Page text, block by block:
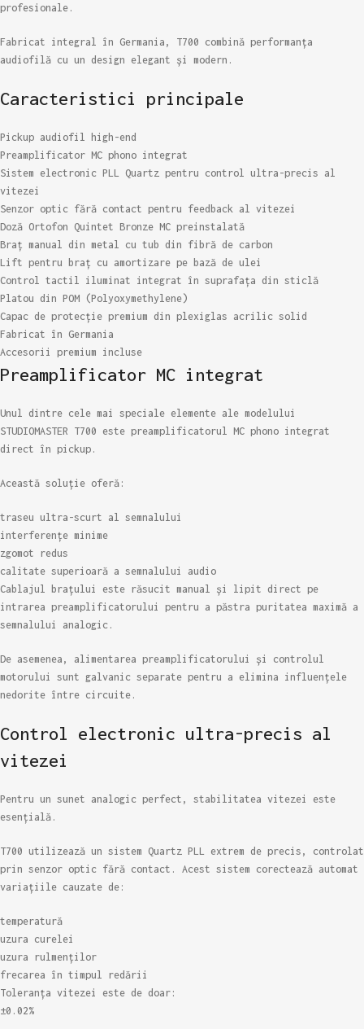
profesionale.
Fabricat integral în Germania, T700 combină performanța
audiofilă cu un design elegant și modern.
Caracteristici principale
Pickup audiofil high-end
Preamplificator MC phono integrat
Sistem electronic PLL Quartz pentru control ultra-precis al
vitezei
Senzor optic fără contact pentru feedback al vitezei
Doză Ortofon Quintet Bronze MC preinstalată
Braț manual din metal cu tub din fibră de carbon
Lift pentru braț cu amortizare pe bază de ulei
Control tactil iluminat integrat în suprafața din sticlă
Platou din POM (Polyoxymethylene)
Capac de protecție premium din plexiglas acrilic solid
Fabricat în Germania
Accesorii premium incluse
Preamplificator MC integrat
Unul dintre cele mai speciale elemente ale modelului
STUDIOMASTER T700 este preamplificatorul MC phono integrat
direct în pickup.
Această soluție oferă:
traseu ultra-scurt al semnalului
interferențe minime
zgomot redus
calitate superioară a semnalului audio
Cablajul brațului este răsucit manual și lipit direct pe
intrarea preamplificatorului pentru a păstra puritatea maximă a
semnalului analogic.
De asemenea, alimentarea preamplificatorului și controlul
motorului sunt galvanic separate pentru a elimina influențele
nedorite între circuite.
Control electronic ultra-precis al
vitezei
Pentru un sunet analogic perfect, stabilitatea vitezei este
esențială.
T700 utilizează un sistem Quartz PLL extrem de precis, controlat
prin senzor optic fără contact. Acest sistem corectează automat
variațiile cauzate de:
temperatură
uzura curelei
uzura rulmenților
frecarea în timpul redării
Toleranța vitezei este de doar:
±0.02%